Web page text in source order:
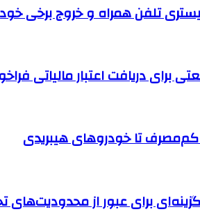
تلفن همراه و خروج برخی
برای دریافت اعتبار مالیاتی
کم‌مصرف تا خودروهای هیبریدی
برای عبور از محدودیت‌های